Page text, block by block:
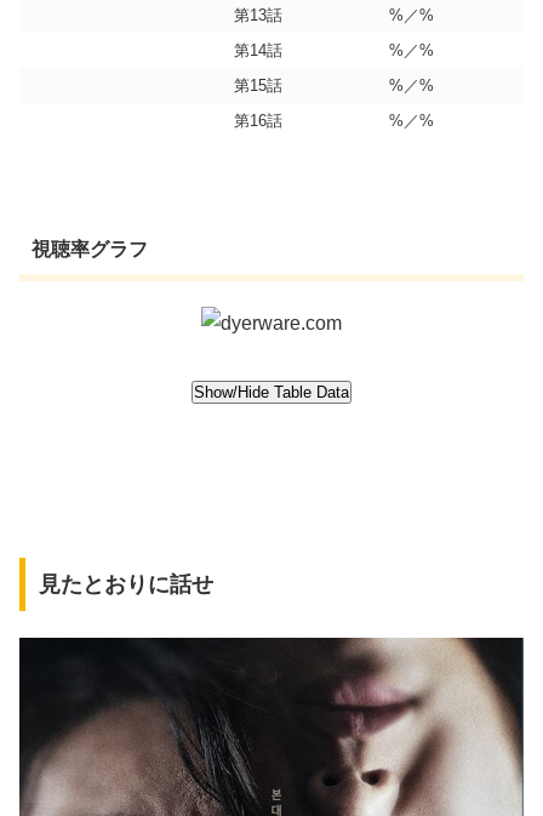
第13話
%／%
第14話
%／%
第15話
%／%
第16話
%／%
視聴率グラフ
見たとおりに話せ